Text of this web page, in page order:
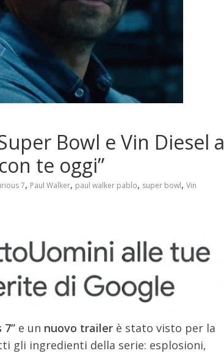
Bowl e Vin Diesel a
te oggi”
7, Paul Walker, paul walker pablo, super bowl, Vin
7” e un nuovo trailer è stato visto per la
gli ingredienti della serie: esplosioni,